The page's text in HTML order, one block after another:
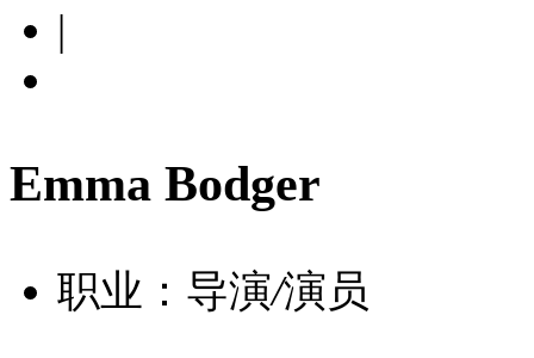
|
Emma Bodger
职业：导演/演员